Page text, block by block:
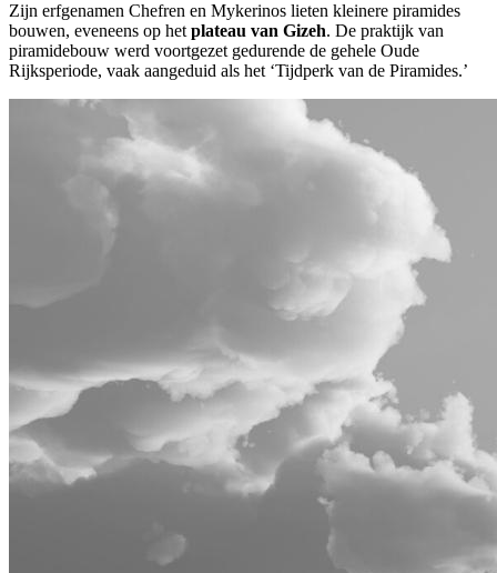
Zijn erfgenamen Chefren en Mykerinos lieten kleinere piramides
bouwen, eveneens op het plateau van Gizeh. De praktijk van
piramidebouw werd voortgezet gedurende de gehele Oude
Rijksperiode, vaak aangeduid als het ‘Tijdperk van de Piramides.’